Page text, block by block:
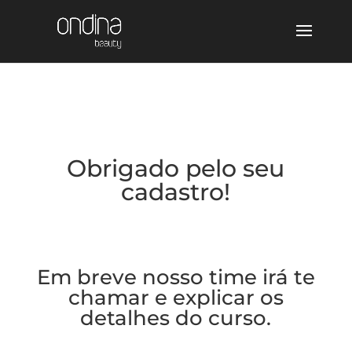
Obrigado pelo seu
cadastro!
Em breve nosso time irá te
chamar e explicar os
detalhes do curso.